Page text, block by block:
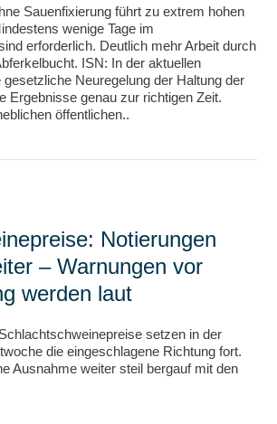
Sauenfixierung führt zu extrem hohen
wenige Tage im
erforderlich. Deutlich mehr Arbeit durch
ISN: In der aktuellen
Neuregelung der Haltung der
Ergebnisse genau zur richtigen Zeit.
öffentlichen..
Notierungen
– Warnungen vor
werden laut
setzen in der
die eingeschlagene Richtung fort.
Ausnahme weiter steil bergauf mit den